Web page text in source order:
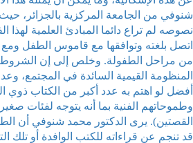
شنوفي من الجامعة المركزية بالجزائر،
نصوصه لم تراع دائما المبادئ العلمية
اتصل بلغته وتوافقها مع قاموس الطفل
من مراحل الطفولة. وخلص إلى إن الشروط
المنظومة القيمية السائدة في المجتمع،
أفضل لو اهتم به عدد أكبر من الكتاب ذوي
وطموحاتهم الفنية بما أنه يتوجه لفئات
القصتين). يرى الدكتور محمد شنوفي أن
قد تنجم عن قراءاته للكتب الوافدة أو تلك